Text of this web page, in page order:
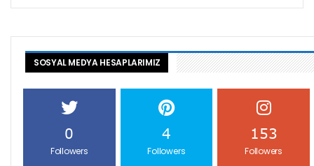
SOSYAL MEDYA HESAPLARIMIZ
0
Followers
4
Followers
153
Followers